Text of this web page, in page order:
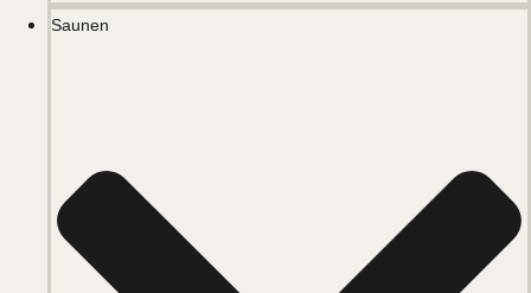
Saunen